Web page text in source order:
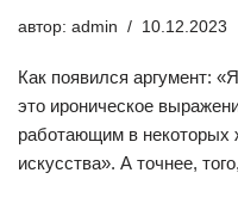
автор: admin 10.12.2023
Как появился аргумент:
это ироническое
работающим в некоторых
искусства». А точнее,